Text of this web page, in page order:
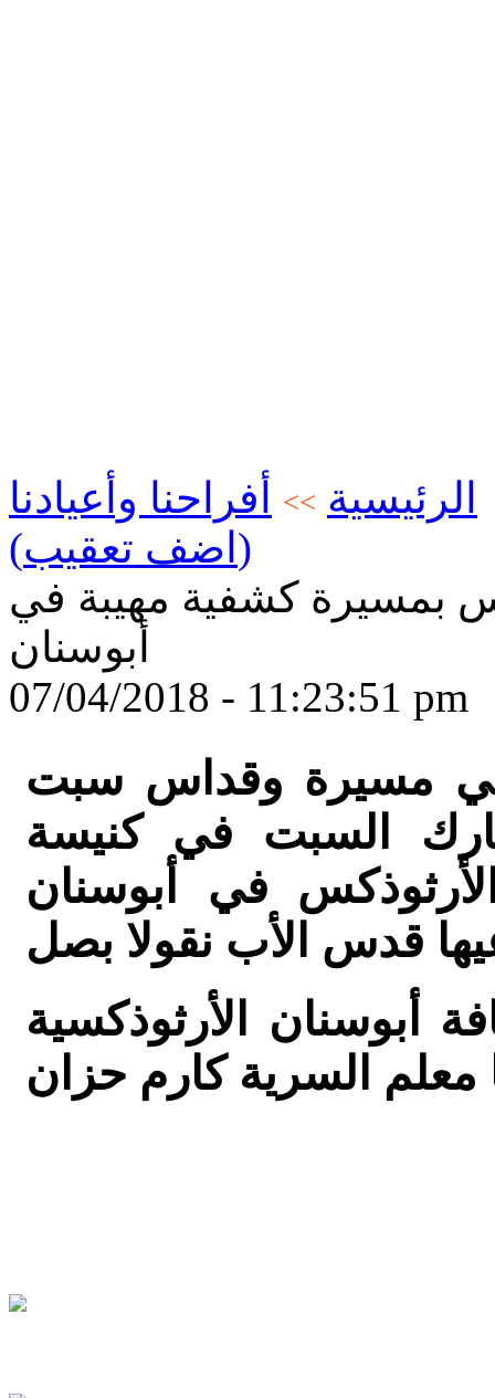
الرئيسية >>
أفراحنا وأعيادنا
(اضف تعقيب)
بمسيرة كشفية مهيبة في
أبوسنان
07/04/2018 - 11:23:51 pm
في مسيرة وقداس سبت
السبت في كنيسة
في أبوسنان
أبوسنان الأرثوذكسية